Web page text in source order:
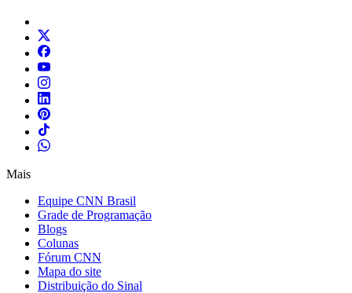
Mais
Equipe CNN Brasil
Grade de Programação
Blogs
Colunas
Fórum CNN
Mapa do site
Distribuição do Sinal